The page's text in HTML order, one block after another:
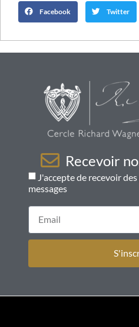
Facebook Twitter
Recevoir
J'accepte de recevoir
messages